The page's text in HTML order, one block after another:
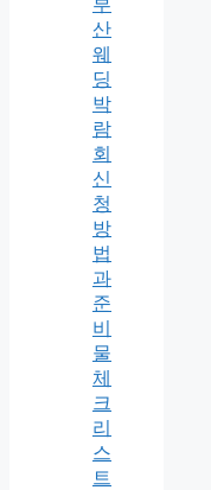
부
산
웨
딩
박
람
회
신
청
방
법
과
준
비
물
체
크
리
스
트